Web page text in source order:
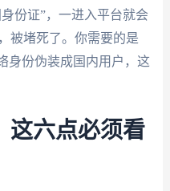
份证”，一进入平台就会
被堵死了。你需要的是
身份伪装成国内用户，这
这六点必须看